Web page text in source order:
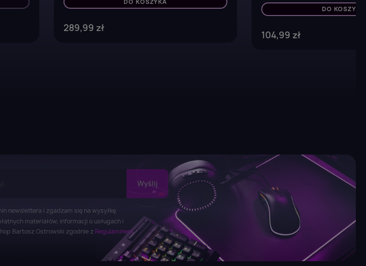
DO KOSZYKA
289,99 zł
DO KOSZYKA
104,99 zł
newslettera i zgadzam się na wysyłkę
materiałów, informacji o usługach i
Bartosz Ostrowski zgodnie z Regulaminem